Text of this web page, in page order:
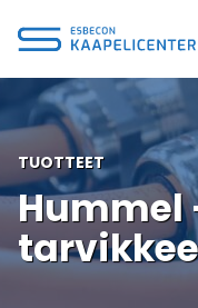
sisältöön
TUOTTEET
Hummel